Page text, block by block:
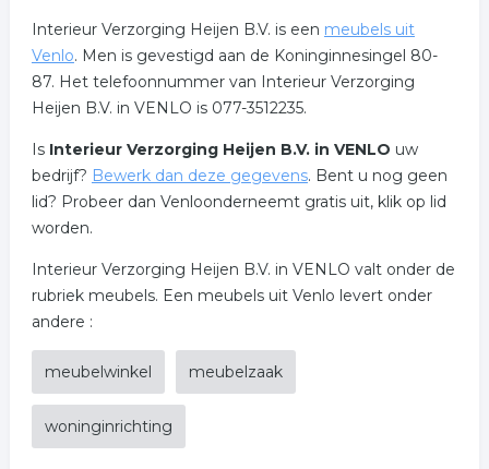
Interieur Verzorging Heijen B.V. is een meubels uit
Venlo. Men is gevestigd aan de Koninginnesingel 80-
87. Het telefoonnummer van Interieur Verzorging
Heijen B.V. in VENLO is 077-3512235.
Is Interieur Verzorging Heijen B.V. in VENLO uw
bedrijf? Bewerk dan deze gegevens. Bent u nog geen
lid? Probeer dan Venloonderneemt gratis uit, klik op lid
worden.
Interieur Verzorging Heijen B.V. in VENLO valt onder de
rubriek meubels. Een meubels uit Venlo levert onder
andere :
meubelwinkel meubelzaak
woninginrichting